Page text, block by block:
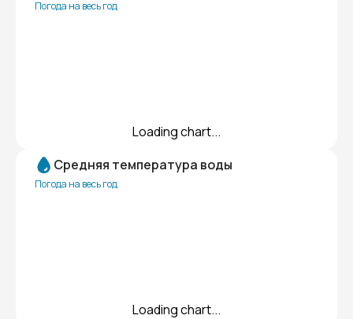
Погода на весь год
Loading chart...
Средняя температура воды
Погода на весь год
Loading chart...